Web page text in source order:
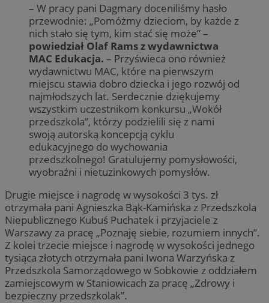
– W pracy pani Dagmary doceniliśmy hasło
przewodnie: „Pomóżmy dzieciom, by każde z
nich stało się tym, kim stać się może” –
powiedział Olaf Rams z wydawnictwa
MAC Edukacja. – Przyświeca ono również
wydawnictwu MAC, które na pierwszym
miejscu stawia dobro dziecka i jego rozwój od
najmłodszych lat. Serdecznie dziękujemy
wszystkim uczestnikom konkursu „Wokół
przedszkola”, którzy podzielili się z nami
swoją autorską koncepcją cyklu
edukacyjnego do wychowania
przedszkolnego! Gratulujemy pomysłowości,
wyobraźni i nietuzinkowych pomysłów.
Drugie miejsce i nagrodę w wysokości 3 tys. zł
otrzymała pani Agnieszka Bąk-Kamińska z Przedszkola
Niepublicznego Kubuś Puchatek i przyjaciele z
Warszawy za pracę „Poznaję siebie, rozumiem innych”.
Z kolei trzecie miejsce i nagrodę w wysokości jednego
tysiąca złotych otrzymała pani Iwona Warzyńska z
Przedszkola Samorządowego w Sobkowie z oddziałem
zamiejscowym w Staniowicach za pracę „Zdrowy i
bezpieczny przedszkolak”.